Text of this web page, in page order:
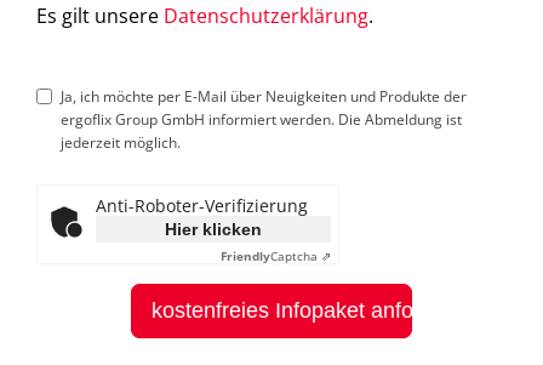
Es gilt unsere Datenschutzerklärung.
Ja, ich möchte per E-Mail über Neuigkeiten und Produkte der
ergoflix Group GmbH informiert werden. Die Abmeldung ist
jederzeit möglich.
Anti-Roboter-Verifizierung
Hier klicken
FriendlyCaptcha ⇗
kostenfreies Infopaket anfordern